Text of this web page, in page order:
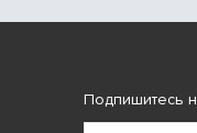
Подпишитесь